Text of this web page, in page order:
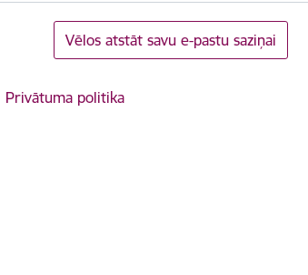
Vēlos atstāt savu e-pastu saziņai
Privātuma politika